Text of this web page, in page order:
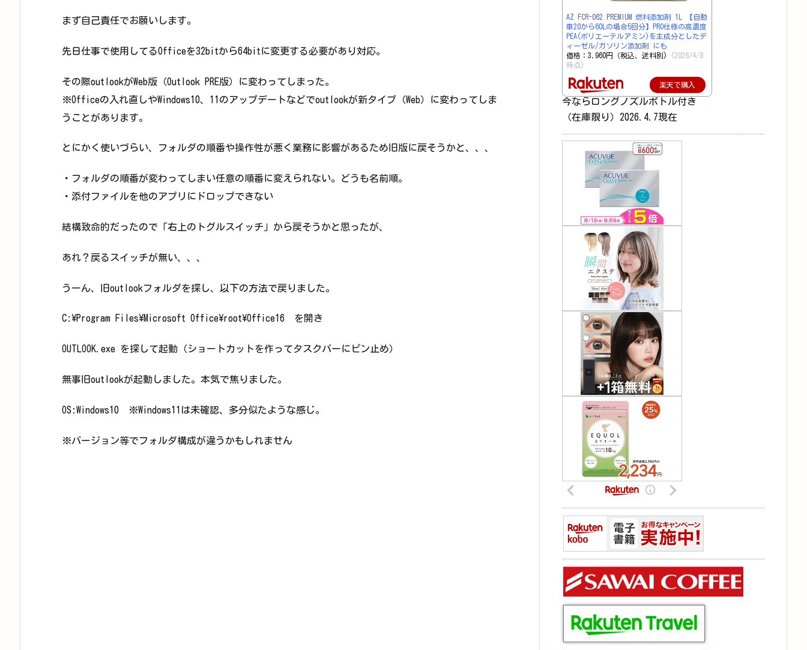
まず自己責任でお願いします。
先日仕事で使用してるOfficeを32bitから64bitに変更する必要があり対応。
その際outlookがWeb版（Outlook PRE版）に変わってしまった。
※Officeの入れ直しやWindows10、11のアップデートなどでoutlookが新タイプ（Web）に変わってしま
うことがあります。
とにかく使いづらい、フォルダの順番や操作性が悪く業務に影響があるため旧版に戻そうかと、、、
・フォルダの順番が変わってしまい任意の順番に変えられない。どうも名前順。
・添付ファイルを他のアプリにドロップできない
結構致命的だったので「右上のトグルスイッチ」から戻そうかと思ったが、
あれ？戻るスイッチが無い、、、
うーん、旧outlookフォルダを探し、以下の方法で戻りました。
C:\Program Files\Microsoft Office\root\Office16 を開き
OUTLOOK.exe を探して起動（ショートカットを作ってタスクバーにピン止め）
無事旧outlookが起動しました。本気で焦りました。
OS:Windows10 ※Windows11は未確認、多分似たような感じ。
※バージョン等でフォルダ構成が違うかもしれません
AZ FCR-062 PREMIUM 燃料添加剤 1L 【自動
車20から60Lの場合5回分】PRO仕様の高濃度
PEA(ポリエーテルアミン)を主成分としたデ
ィーゼル/ガソリン添加剤 にも
価格：3,960円（税込、送料別)
(2026/4/8
時点)
楽天で購入
今ならロングノズルボトル付き
（在庫限り）2026.4.7現在